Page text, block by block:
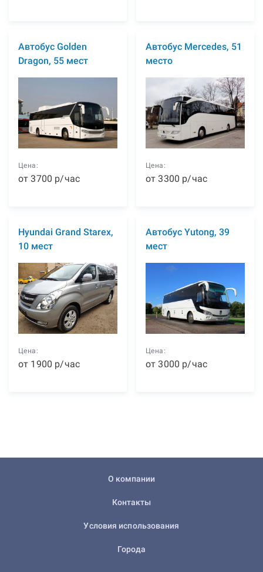
Автобус Golden
Dragon, 55 мест
Цена:
от3700 р/час
Автобус Mercedes, 51
место
Цена:
от3300 р/час
Hyundai Grand Starex,
10 мест
Цена:
от 1900 р/час
Автобус Yutong, 39
мест
Цена:
от3000 р/час
О компании
Контакты
Условия использования
Города